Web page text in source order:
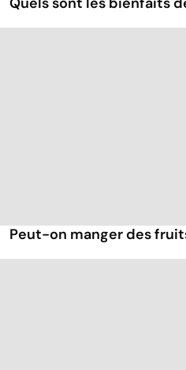
Peut-on manger des